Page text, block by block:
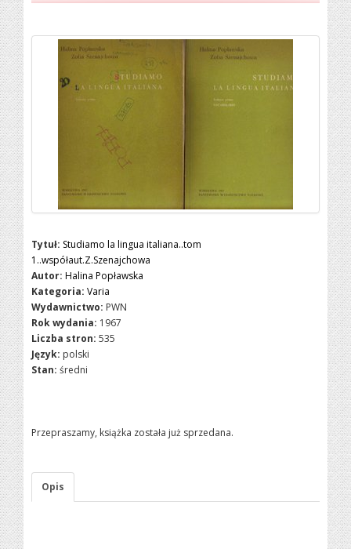
Tytuł: Studiamo la lingua italiana..tom
1..współaut.Z.Szenajchowa
Autor: Halina Popławska
Kategoria: Varia
Wydawnictwo: PWN
Rok wydania: 1967
Liczba stron: 535
Język: polski
Stan: średni
Przepraszamy, książka została już sprzedana.
Opis